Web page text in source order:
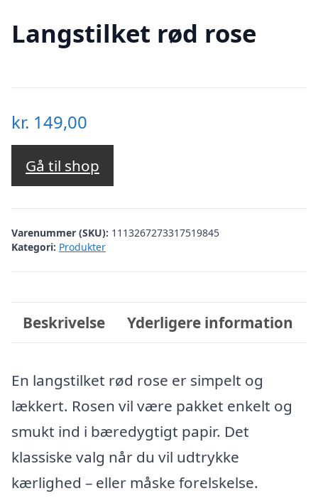
Langstilket rød rose
kr. 149,00
Gå til shop
Varenummer (SKU): 1113267273317519845
Kategori: Produkter
Beskrivelse Yderligere information
En langstilket rød rose er simpelt og
lækkert. Rosen vil være pakket enkelt og
smukt ind i bæredygtigt papir. Det
klassiske valg når du vil udtrykke
kærlighed – eller måske forelskelse.